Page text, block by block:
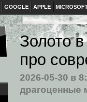
GOOGLE APPLE
Золото
про
2026-05-30 в
драгоценные